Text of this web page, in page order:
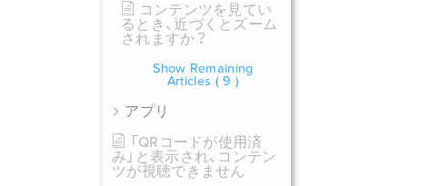
コンテンツを見てい
るとき、近づくとズーム
されますか？
Show Remaining
Articles ( 9 )
アプリ
「QRコードが使用済
み」と表示され、コンテン
ツが視聴できません